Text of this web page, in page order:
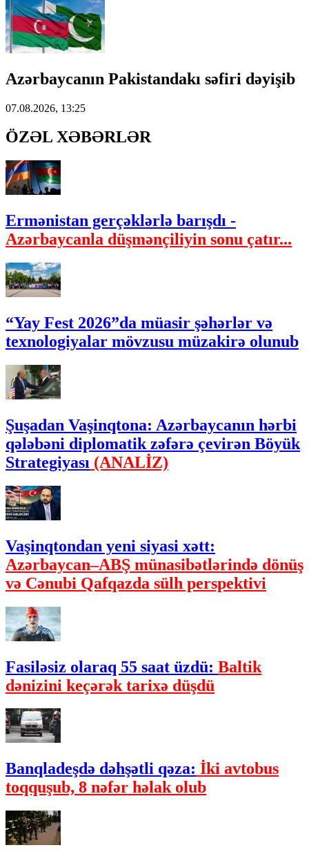
Azərbaycanın Pakistandakı səfiri dəyişib
07.08.2026, 13:25
ÖZƏL XƏBƏRLƏR
Ermənistan gerçəklərlə barışdı -
Azərbaycanla düşmənçiliyin sonu çatır...
“Yay Fest 2026”da müasir şəhərlər və
texnologiyalar mövzusu müzakirə olunub
Şuşadan Vaşinqtona: Azərbaycanın hərbi
qələbəni diplomatik zəfərə çevirən Böyük
Strategiyası (ANALİZ)
Vaşinqtondan yeni siyasi xətt:
Azərbaycan–ABŞ münasibətlərində dönüş
və Cənubi Qafqazda sülh perspektivi
Fasiləsiz olaraq 55 saat üzdü: Baltik
dənizini keçərək tarixə düşdü
Banqladeşdə dəhşətli qəza: İki avtobus
toqquşub, 8 nəfər həlak olub